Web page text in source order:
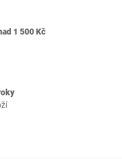
1 500 Kč